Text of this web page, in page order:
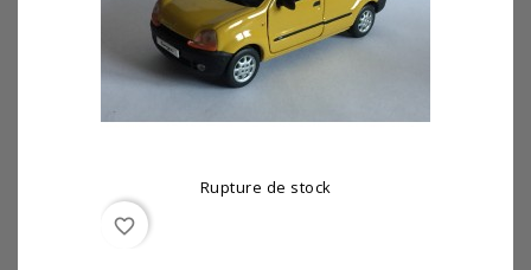
Rupture de stock
favorite_border